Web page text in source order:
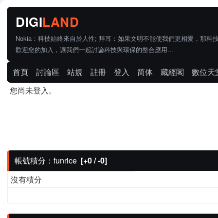
Nokia：科技始終來自於人性; 拜耳：如果文明不能使我們更相愛，那科
歡迎您的加入，讓我們一起討論科技與環保的整合應用...
首頁 討論區 站規 註冊 登入 简体 藏經閣
數位天
您尚未登入。
帳號積分：funrice [+0 / -0]
沒有積分